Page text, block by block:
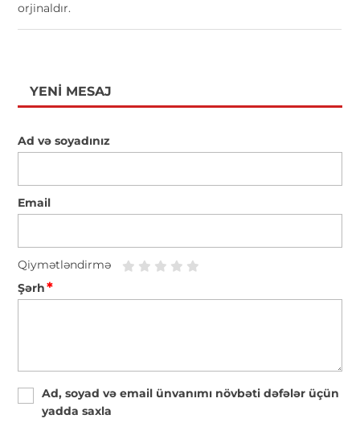
orjinaldır.
YENI MESAJ
Ad və soyadınız
Email
Qiymətləndirmə
Şərh*
Ad, soyad və email ünvanımı növbəti dəfələr üçün
yadda saxla